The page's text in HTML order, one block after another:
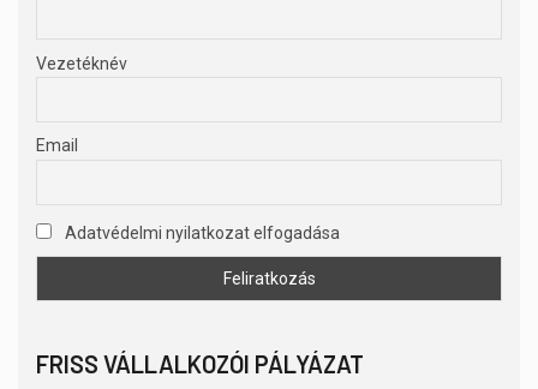
Vezetéknév
Email
Adatvédelmi nyilatkozat elfogadása
FRISS VÁLLALKOZÓI PÁLYÁZAT